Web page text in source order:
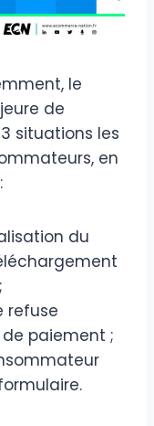
le
de
situations les
en
du
refuse
de paiement ;